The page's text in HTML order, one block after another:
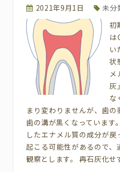
2021年9月1日
未分
初
は
い
状
メ
灰
な
まり変わりませんが、歯の
歯の溝が黒くなっています
したエナメル質の成分が
起こる可能性があるので、
観察とします。 再石灰化せ